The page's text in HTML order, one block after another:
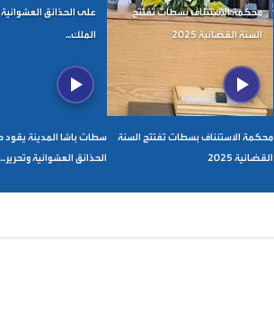
محكمة الاستئناف بسطات تفتتح
السنة القضائية 2025
محكمة الاستئناف بسطات تفتتح السنة
القضائية 2025
على الحذائق العشوائية
الملك...
سطات باشا المدينة
الحذائق العشوائية وتحرير...